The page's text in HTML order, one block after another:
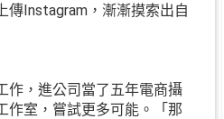
傳Instagram，漸漸摸索出自
作，進公司當了五年電商攝
作室，嘗試更多可能。「那